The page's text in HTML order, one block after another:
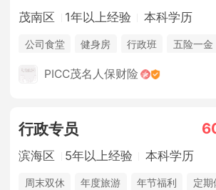
茂南区 1年以上经验 本科学历
公司食堂 健身房 行政班 五险一金
PICC茂名人保财险
行政专员
滨海区 5年以上经验 本科学历
周末双休 年度旅游 年节福利 定期